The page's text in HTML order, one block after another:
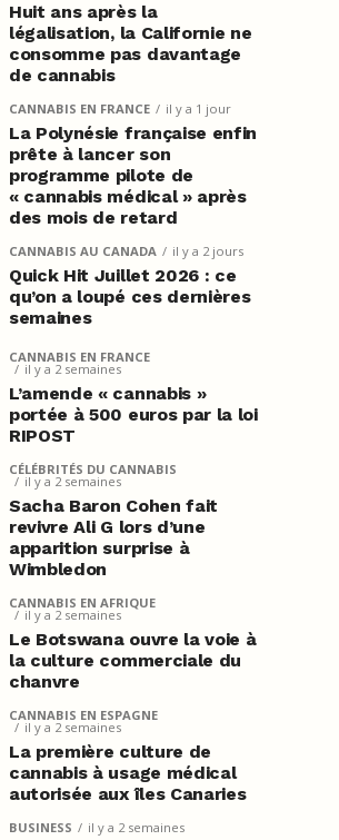
Huit ans après la
légalisation, la Californie ne
consomme pas davantage
de cannabis
CANNABIS EN FRANCE il y a 1 jour
La Polynésie française enfin
prête à lancer son
programme pilote de
« cannabis médical » après
des mois de retard
CANNABIS AU CANADA il y a 2 jours
Quick Hit Juillet 2026 : ce
qu’on a loupé ces dernières
semaines
CANNABIS EN FRANCE
il y a 2 semaines
L’amende « cannabis »
portée à 500 euros par la loi
RIPOST
CÉLÉBRITÉS DU CANNABIS
il y a 2 semaines
Sacha Baron Cohen fait
revivre Ali G lors d’une
apparition surprise à
Wimbledon
CANNABIS EN AFRIQUE
il y a 2 semaines
Le Botswana ouvre la voie à
la culture commerciale du
chanvre
CANNABIS EN ESPAGNE
il y a 2 semaines
La première culture de
cannabis à usage médical
autorisée aux îles Canaries
BUSINESS il y a 2 semaines